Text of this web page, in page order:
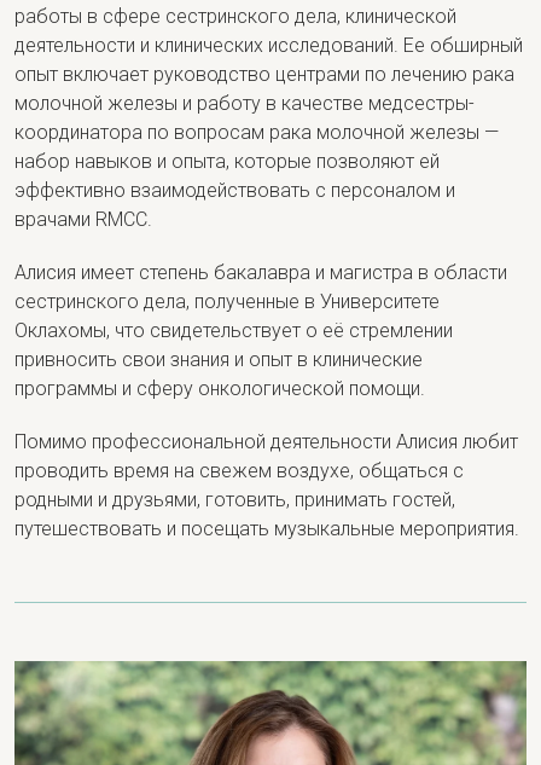
работы в сфере сестринского дела, клинической
деятельности и клинических исследований. Ее обширный
опыт включает руководство центрами по лечению рака
молочной железы и работу в качестве медсестры-
координатора по вопросам рака молочной железы —
набор навыков и опыта, которые позволяют ей
эффективно взаимодействовать с персоналом и
врачами RMCC.
Алисия имеет степень бакалавра и магистра в области
сестринского дела, полученные в Университете
Оклахомы, что свидетельствует о её стремлении
привносить свои знания и опыт в клинические
программы и сферу онкологической помощи.
Помимо профессиональной деятельности Алисия любит
проводить время на свежем воздухе, общаться с
родными и друзьями, готовить, принимать гостей,
путешествовать и посещать музыкальные мероприятия.